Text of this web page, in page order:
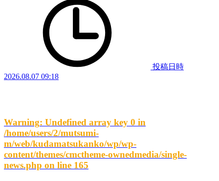
投稿日時
2026.08.07 09:18
Warning: Undefined array key 0 in
/home/users/2/mutsumi-
m/web/kudamatsukanko/wp/wp-
content/themes/cmctheme-ownedmedia/single-
news.php on line 165